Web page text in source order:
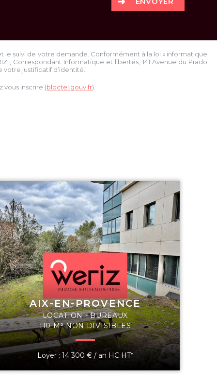
le suivi de votre demande. Conformément à la loi « informatique
, Correspondant Informatique et libertés, 141 Avenue du Prado
votre justificatif d’identité.
vous inscrire (bloctel.gouv.fr).
AIX-EN-PROVENCE
LOCATION - BUREAUX
110 M² NON DIVISIBLES
Loyer : 14 300 € / an HC HT*